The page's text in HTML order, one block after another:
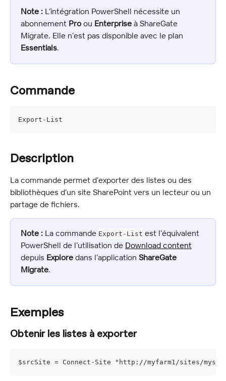
Note : L’intégration PowerShell nécessite un
abonnement Pro ou Enterprise à ShareGate
Migrate. Elle n’est pas disponible avec le plan
Essentials.
Commande
Export-List
Description
La commande permet d’exporter des listes ou des
bibliothèques d’un site SharePoint vers un lecteur ou un
partage de fichiers.
Note : La commande Export-List est l’équivalent
PowerShell de l’utilisation de Download content
depuis Explore dans l’application ShareGate
Migrate.
Exemples
Obtenir les listes à exporter
$srcSite = Connect-Site "http://myfarm1/sites/